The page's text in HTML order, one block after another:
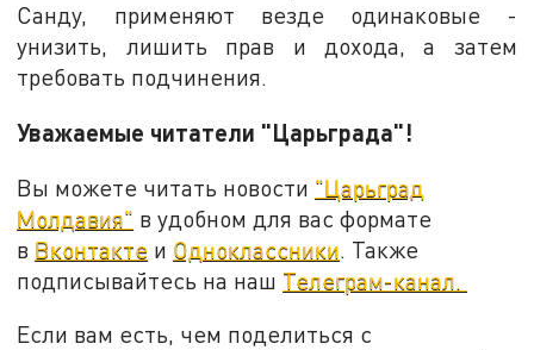
Санду, применяют везде одинаковые -
унизить, лишить прав и дохода, а затем
требовать подчинения.
Уважаемые читатели "Царьграда"!
Вы можете читать новости "Царьград
Молдавия" в удобном для вас формате
в Вконтакте и Одноклассники. Также
подписывайтесь на наш Телеграм-канал.
Если вам есть, чем поделиться с